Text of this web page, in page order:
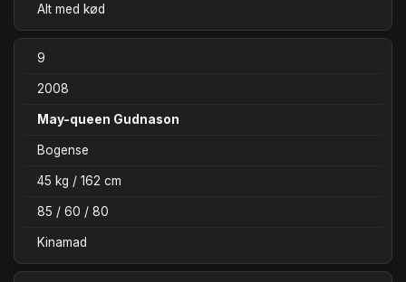
Alt med kød
9
2008
May-queen Gudnason
Bogense
45 kg / 162 cm
85 / 60 / 80
Kinamad